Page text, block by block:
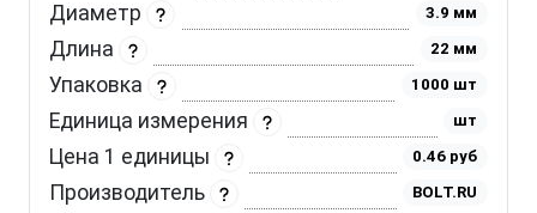
Диаметр 3.9 мм
Длина 22 мм
Упаковка 1000 шт
Единица измерения шт
Цена 1 единицы 0.46 руб
Производитель BOLT.RU